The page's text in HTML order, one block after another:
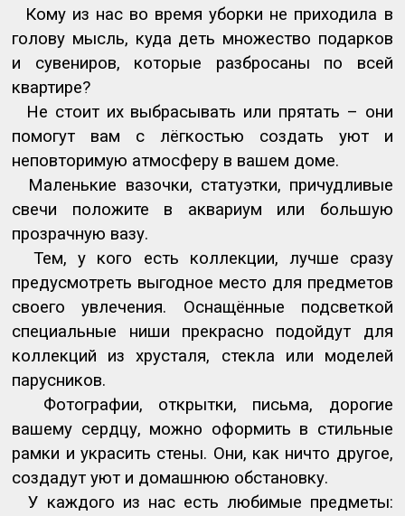
Кому из нас во время уборки не приходила в
голову мысль, куда деть множество подарков
и сувениров, которые разбросаны по всей
квартире?
Не стоит их выбрасывать или прятать – они
помогут вам с лёгкостью создать уют и
неповторимую атмосферу в вашем доме.
Маленькие вазочки, статуэтки, причудливые
свечи положите в аквариум или большую
прозрачную вазу.
Тем, у кого есть коллекции, лучше сразу
предусмотреть выгодное место для предметов
своего увлечения. Оснащённые подсветкой
специальные ниши прекрасно подойдут для
коллекций из хрусталя, стекла или моделей
парусников.
Фотографии, открытки, письма, дорогие
вашему сердцу, можно оформить в стильные
рамки и украсить стены. Они, как ничто другое,
создадут уют и домашнюю обстановку.
У каждого из нас есть любимые предметы: